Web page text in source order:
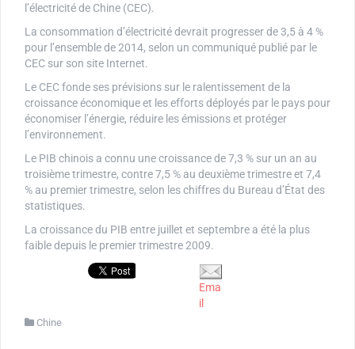
l’électricité de Chine (CEC).
La consommation d’électricité devrait progresser de 3,5 à 4 %
pour l’ensemble de 2014, selon un communiqué publié par le
CEC sur son site Internet.
Le CEC fonde ses prévisions sur le ralentissement de la
croissance économique et les efforts déployés par le pays pour
économiser l’énergie, réduire les émissions et protéger
l’environnement.
Le PIB chinois a connu une croissance de 7,3 % sur un an au
troisième trimestre, contre 7,5 % au deuxième trimestre et 7,4
% au premier trimestre, selon les chiffres du Bureau d’État des
statistiques.
La croissance du PIB entre juillet et septembre a été la plus
faible depuis le premier trimestre 2009.
Ema
il
Chine